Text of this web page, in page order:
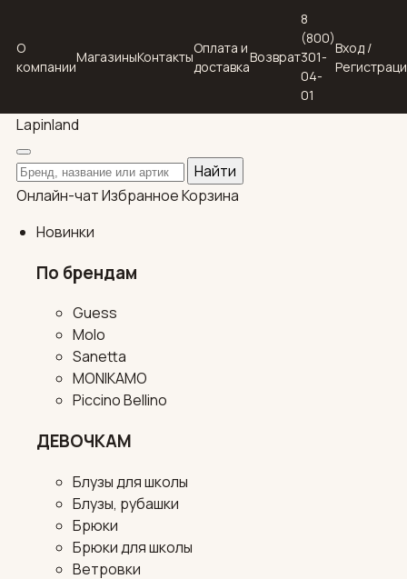
О
компании
МагазиныКонтакты
Оплата и
доставка
Возврат
8
(800)
301-
04-
01
Вход /
Lapinland
Поиск по каталогу
Найти
Онлайн-чатИзбранноеКорзина
Новинки
По брендам
Guess
Molo
Sanetta
MONIKAMO
Piccino Bellino
ДЕВОЧКАМ
Блузы для школы
Блузы, рубашки
Брюки
Брюки для школы
Ветровки